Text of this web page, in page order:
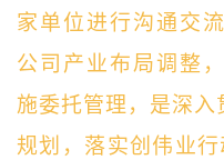
家单位进行沟通交
公司产业布局调整
施委托管理，是深入
规划，落实创伟业